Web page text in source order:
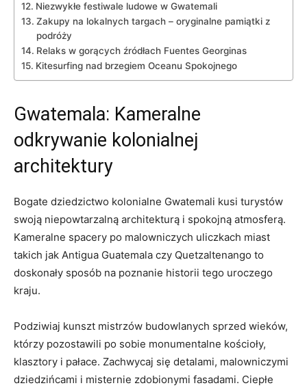
Niezwykłe festiwale ‍ludowe w Gwatemali
Zakupy ‍na ​lokalnych targach – oryginalne‌ pamiątki z
podróży
Relaks w gorących źródłach Fuentes ‌Georginas
Kitesurfing nad brzegiem Oceanu‌ Spokojnego
Gwatemala: ‍Kameralne
odkrywanie kolonialnej
architektury
Bogate dziedzictwo kolonialne Gwatemali kusi ​turystów
swoją ⁤niepowtarzalną architekturą​ i spokojną atmosferą.
‍Kameralne⁢ spacery po malowniczych uliczkach miast
takich jak Antigua Guatemala czy ​Quetzaltenango to
doskonały sposób na⁣ poznanie historii ⁢tego uroczego
kraju.
Podziwiaj​ kunszt mistrzów ⁢budowlanych sprzed​ wieków,
którzy pozostawili po sobie monumentalne kościoły,
klasztory ​i pałace. Zachwycaj się ‍detalami, malowniczymi
dziedzińcami i misternie zdobionymi fasadami.⁣ Ciepłe